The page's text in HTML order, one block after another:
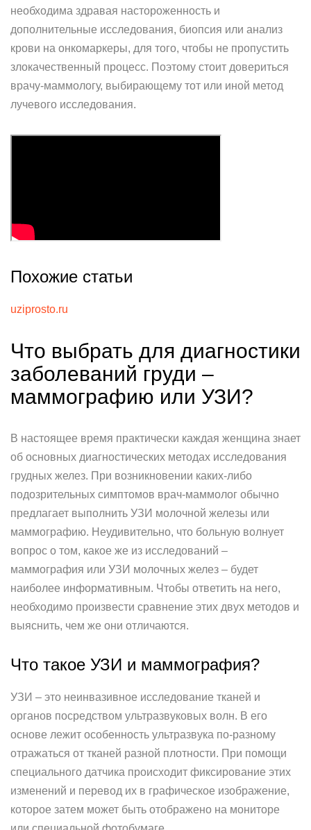
необходима здравая настороженность и
дополнительные исследования, биопсия или анализ
крови на онкомаркеры, для того, чтобы не пропустить
злокачественный процесс. Поэтому стоит довериться
врачу-маммологу, выбирающему тот или иной метод
лучевого исследования.
Похожие статьи
uziprosto.ru
Что выбрать для диагностики
заболеваний груди –
маммографию или УЗИ?
В настоящее время практически каждая женщина знает
об основных диагностических методах исследования
грудных желез. При возникновении каких-либо
подозрительных симптомов врач-маммолог обычно
предлагает выполнить УЗИ молочной железы или
маммографию. Неудивительно, что больную волнует
вопрос о том, какое же из исследований –
маммография или УЗИ молочных желез – будет
наиболее информативным. Чтобы ответить на него,
необходимо произвести сравнение этих двух методов и
выяснить, чем же они отличаются.
Что такое УЗИ и маммография?
УЗИ – это неинвазивное исследование тканей и
органов посредством ультразвуковых волн. В его
основе лежит особенность ультразвука по-разному
отражаться от тканей разной плотности. При помощи
специального датчика происходит фиксирование этих
изменений и перевод их в графическое изображение,
которое затем может быть отображено на мониторе